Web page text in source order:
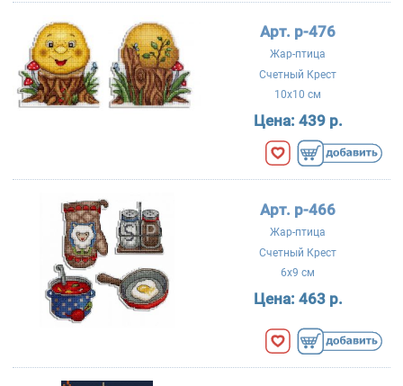
Арт. р-476
Жар-птица
Счетный Крест
10x10 см
Цена: 439 р.
Арт. р-466
Жар-птица
Счетный Крест
6x9 см
Цена: 463 р.